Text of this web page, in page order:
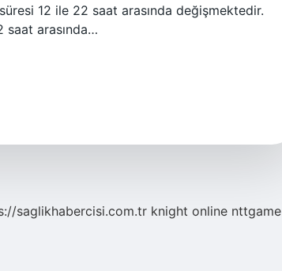
12 ile 22 saat arasında değişmektedir.
saat arasında…
saglikhabercisi.com.tr knight online nttgame